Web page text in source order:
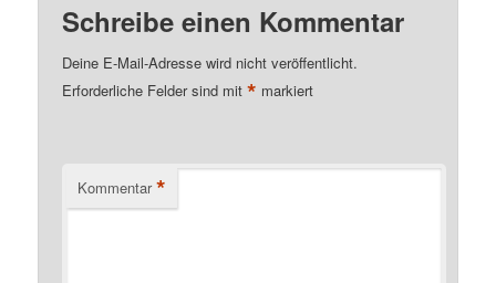
Schreibe einen Kommentar
Deine E-Mail-Adresse wird nicht veröffentlicht.
Erforderliche Felder sind mit* markiert
Kommentar *